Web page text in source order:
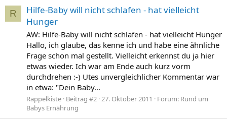
R
Hilfe-Baby will nicht schlafen - hat vielleicht
Hunger
AW: Hilfe-Baby will nicht schlafen - hat vielleicht Hunger
Hallo, ich glaube, das kenne ich und habe eine ähnliche
Frage schon mal gestellt. Vielleicht erkennst du ja hier
etwas wieder. Ich war am Ende auch kurz vorm
durchdrehen :-) Utes unvergleichlicher Kommentar war
in etwa: "Dein Baby...
Rappelkiste Beitrag #2 27. Oktober 2011 Forum: Rund um
Babys Ernährung